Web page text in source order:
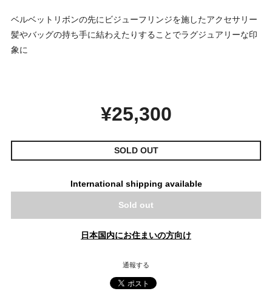
ベルベットリボンの先にビジューフリンジを施したアクセサリー
髪やバッグの持ち手に結わえたりすることでラグジュアリーな印
象に
¥25,300
SOLD OUT
International shipping available
Sold out
日本国内にお住まいの方向け
通報する